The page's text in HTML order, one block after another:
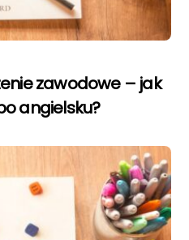
zawodowe – jak
angielsku?